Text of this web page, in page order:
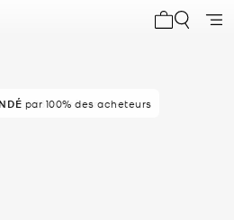
par 100% des acheteurs
!28 vus récemment